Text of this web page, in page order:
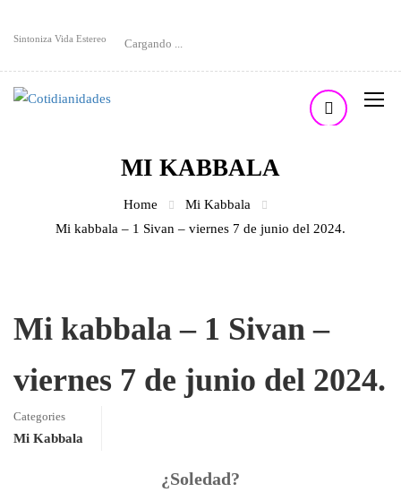
Sintoniza Vida Estereo Cargando ...
MI KABBALA
Home
Mi Kabbala
Mi kabbala – 1 Sivan – viernes 7 de junio del 2024.
Mi kabbala – 1 Sivan –
viernes 7 de junio del 2024.
Categories
Mi Kabbala
¿Soledad?